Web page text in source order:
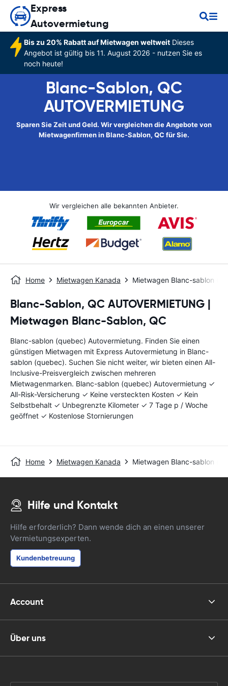
Express
Autovermietung
Bis zu 20% Rabatt auf Mietwagen weltweitDieses
Angebot ist gültig bis 11. August 2026 - nutzen Sie es
noch heute!
Blanc-Sablon, QC
AUTOVERMIETUNG
Sparen Sie Zeit und Geld. Wir vergleichen die Angebote von
Mietwagenfirmen in Blanc-Sablon, QC für Sie.
Wir vergleichen alle bekannten Anbieter.
Home Mietwagen Kanada Mietwagen Blanc-sablon
Blanc-Sablon, QC AUTOVERMIETUNG |
Mietwagen Blanc-Sablon, QC
Blanc-sablon (quebec) Autovermietung. Finden Sie einen
günstigen Mietwagen mit Express Autovermietung in Blanc-
sablon (quebec). Suchen Sie nicht weiter, wir bieten einen All-
Inclusive-Preisvergleich zwischen mehreren
Mietwagenmarken. Blanc-sablon (quebec) Autovermietung ✓
All-Risk-Versicherung ✓ Keine versteckten Kosten ✓ Kein
Selbstbehalt ✓ Unbegrenzte Kilometer ✓ 7 Tage p / Woche
geöffnet ✓ Kostenlose Stornierungen
Home Mietwagen Kanada Mietwagen Blanc-sablon
Hilfe und Kontakt
Hilfe erforderlich? Dann wende dich an einen unserer
Vermietungsexperten.
Kundenbetreuung
Account
Über uns